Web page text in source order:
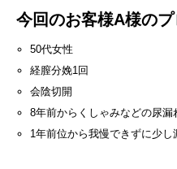
今回のお客様A様の
50代女性
経膣分娩1回
会陰切開
8年前からくしゃみなどの尿漏
1年前位から我慢できずに少し